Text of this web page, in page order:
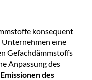
konsequent
Unternehmen eine
Gefachdämmstoffs
Anpassung des
Emissionen des